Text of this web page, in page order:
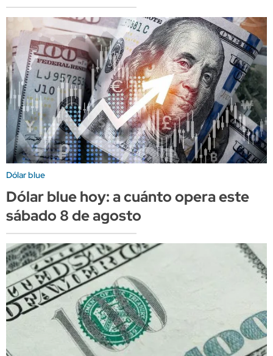
Dólar blue
Dólar blue hoy: a cuánto opera este
sábado 8 de agosto